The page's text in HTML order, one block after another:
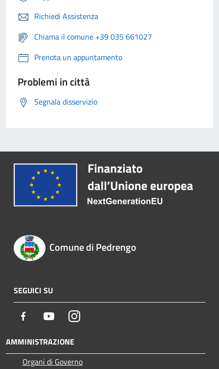
Richiedi Assistenza
Chiama il comune +39 035 661027
Prenota un appuntamento
Problemi in città
Segnala disservizio
Comune di Pedrengo
SEGUICI SU
Facebook YoutubeInstagram
AMMINISTRAZIONE
Organi di Governo